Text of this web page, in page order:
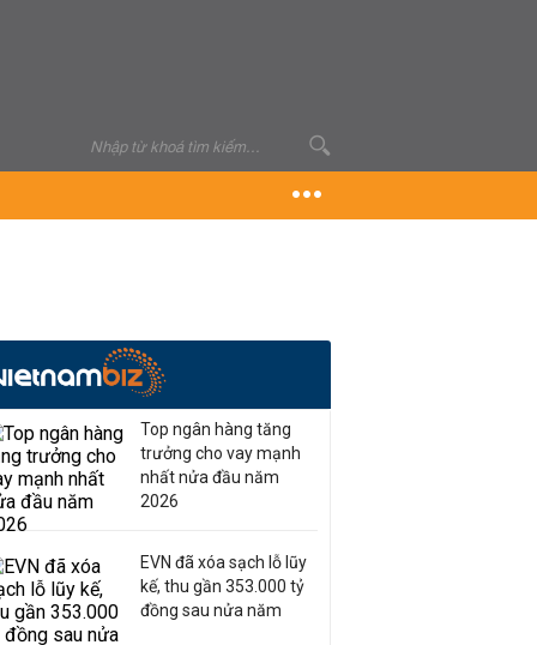
Top ngân hàng tăng
trưởng cho vay mạnh
nhất nửa đầu năm
2026
EVN đã xóa sạch lỗ lũy
kế, thu gần 353.000 tỷ
đồng sau nửa năm